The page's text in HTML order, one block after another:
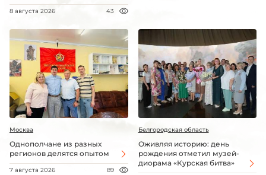
8 августа 2026 43
Москва
Однополчане из разных
регионов делятся опытом
7 августа 2026 89
Белгородская область
Оживляя историю: день
рождения отметил музей-
диорама «Курская битва»